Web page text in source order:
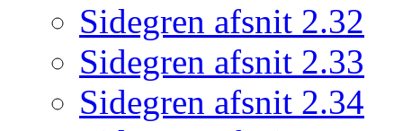
Sidegren afsnit 2.32
Sidegren afsnit 2.33
Sidegren afsnit 2.34